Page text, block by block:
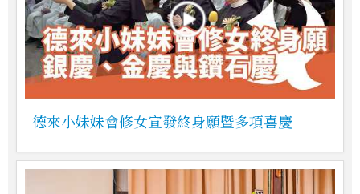
德來小妹妹會修女宣發終身願暨多項喜慶